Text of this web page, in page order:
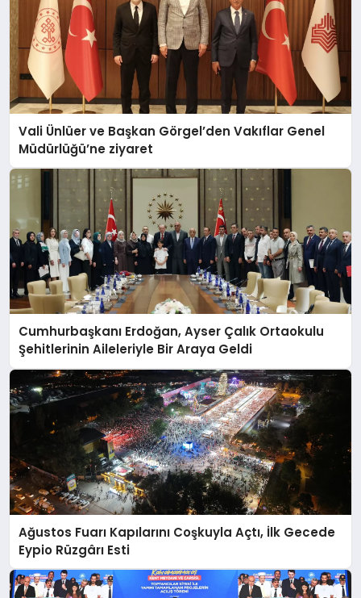
Vali Ünlüer ve Başkan Görgel’den Vakıflar Genel
Müdürlüğü’ne ziyaret
Cumhurbaşkanı Erdoğan, Ayser Çalık Ortaokulu
Şehitlerinin Aileleriyle Bir Araya Geldi
Ağustos Fuarı Kapılarını Coşkuyla Açtı, İlk Gecede
Eypio Rüzgârı Esti